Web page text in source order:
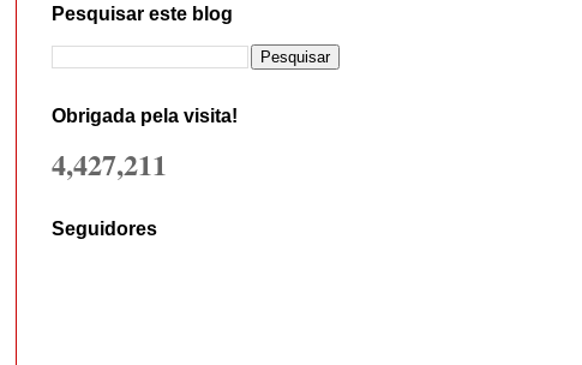
Pesquisar este blog
Obrigada pela visita!
4,427,211
Seguidores